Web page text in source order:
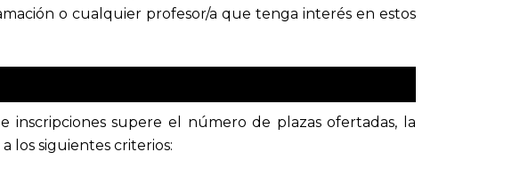
o cualquier profesor/a que tenga interés en estos
inscripciones supere el número de plazas ofertadas, la
los siguientes criterios: